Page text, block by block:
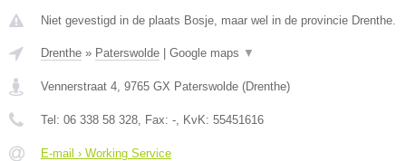
Niet gevestigd in de plaats Bosje, maar wel in de provincie Drenthe.
Drenthe » Paterswolde Google maps ▼
Vennerstraat 4 9765 GX Paterswolde (Drenthe)
Tel: 06 338 58 328 , Fax: - , KvK: 55451616
E-mail › Working Service